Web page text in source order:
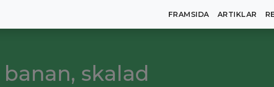
FRAMSIDA ARTIKLAR
skalad